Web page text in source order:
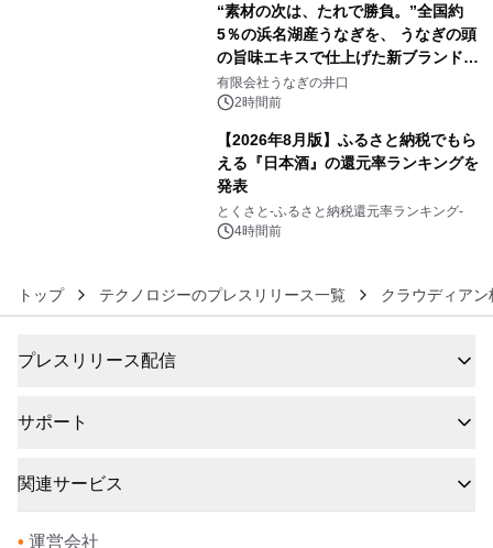
“素材の次は、たれで勝負。”全国約
5％の浜名湖産うなぎを、 うなぎの頭
の旨味エキスで仕上げた新ブランド
「井口の誉」誕生
有限会社うなぎの井口
2時間前
【2026年8月版】ふるさと納税でもら
える『日本酒』の還元率ランキングを
発表
とくさと-ふるさと納税還元率ランキング-
4時間前
トップ テクノロジーのプレスリリース一覧 クラウディアン
プレスリリース配信
サポート
関連サービス
• 運営会社